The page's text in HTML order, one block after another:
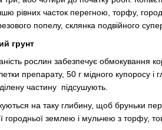
рівних часток перегною, торфу,
попелу, склянка подвійного
грунт
рослин забезпечує обмокування
препарату, 50 г мідного купоросу
частину підсушують.
на таку глибину, щоб бруньки
городньої землею і мульчею з торфу,